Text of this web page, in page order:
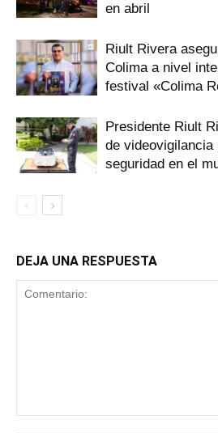
en abril
Riult Rivera
Colima a nivel
festival «Colima
Presidente Riult
de
seguridad en el
DEJA UNA RESPUESTA